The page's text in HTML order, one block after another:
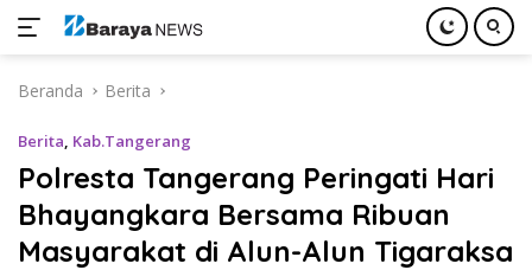
Beranda Berita
Berita, Kab.Tangerang
Polresta Tangerang Peringati Hari
Bhayangkara Bersama Ribuan
Masyarakat di Alun-Alun Tigaraksa